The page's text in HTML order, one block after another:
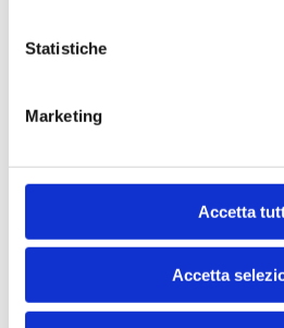
Statistiche
Marketing
Accetta
Accetta
Ti potrebbe